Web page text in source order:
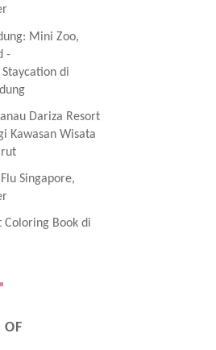
Mini Zoo,
-
Staycation di
Dariza Resort
Kawasan Wisata
Singapore,
Coloring Book di